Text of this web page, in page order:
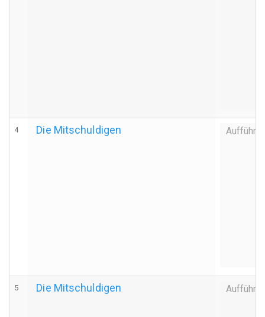
4 Die Mitschuldigen
5 Die Mitschuldigen